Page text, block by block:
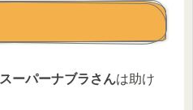
スーパーナブラさんは助け